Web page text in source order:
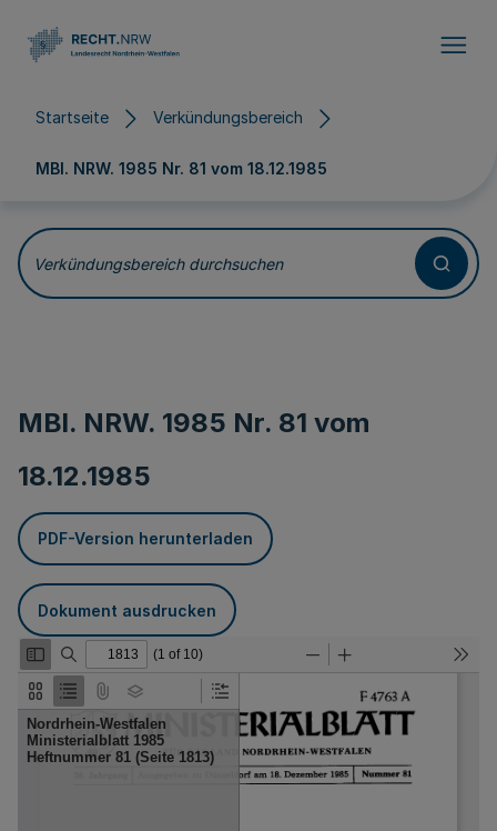
Startseite Verkündungsbereich
MBl. NRW. 1985 Nr. 81 vom 18.12.1985
Verkündungsbereich durchsuchen
MBl. NRW. 1985 Nr. 81 vom
18.12.1985
PDF-Version herunterladen
Dokument ausdrucken